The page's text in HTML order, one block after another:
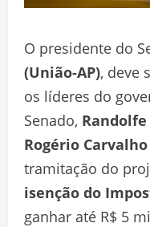
O presidente do
(União-AP), deve
os líderes do
Senado, Randolfe
Rogério Carvalho
tramitação do
isenção do
ganhar até R$ 5